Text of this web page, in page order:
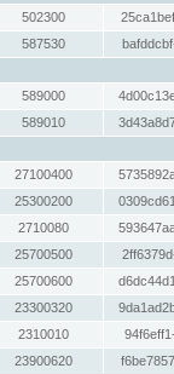
502300
587530
589000
589010
27100400
25300200
2710080
25700500
25700600
23300320
2310010
23900620